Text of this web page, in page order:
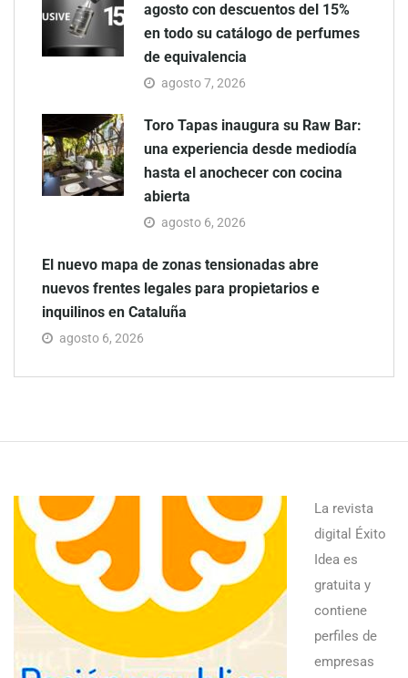
agosto con descuentos del 15%
en todo su catálogo de perfumes
de equivalencia
agosto 7, 2026
Toro Tapas inaugura su Raw Bar:
una experiencia desde mediodía
hasta el anochecer con cocina
abierta
agosto 6, 2026
El nuevo mapa de zonas tensionadas abre
nuevos frentes legales para propietarios e
inquilinos en Cataluña
agosto 6, 2026
La revista
digital Éxito
Idea es
gratuita y
contiene
perfiles de
empresas